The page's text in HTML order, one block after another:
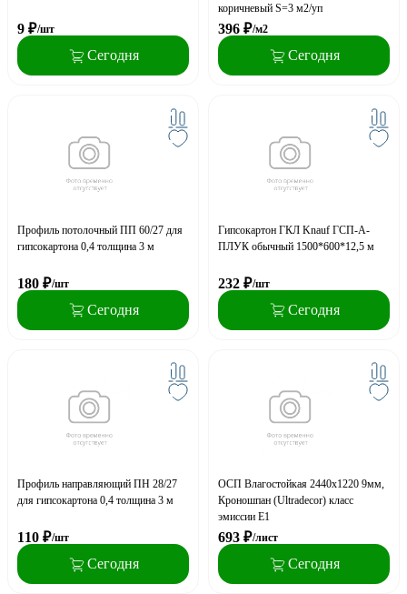
9 ₽/шт
Сегодня
коричневый S=3 м2/уп
396 ₽/м2
Сегодня
Профиль потолочный ПП 60/27 для
гипсокартона 0,4 толщина 3 м
180 ₽/шт
Сегодня
Гипсокартон ГКЛ Knauf ГСП-А-
ПЛУК обычный 1500*600*12,5 м
232 ₽/шт
Сегодня
Профиль направляющий ПН 28/27
для гипсокартона 0,4 толщина 3 м
110 ₽/шт
Сегодня
ОСП Влагостойкая 2440х1220 9мм,
Кроношпан (Ultradecor) класс
эмиссии E1
693 ₽/лист
Сегодня